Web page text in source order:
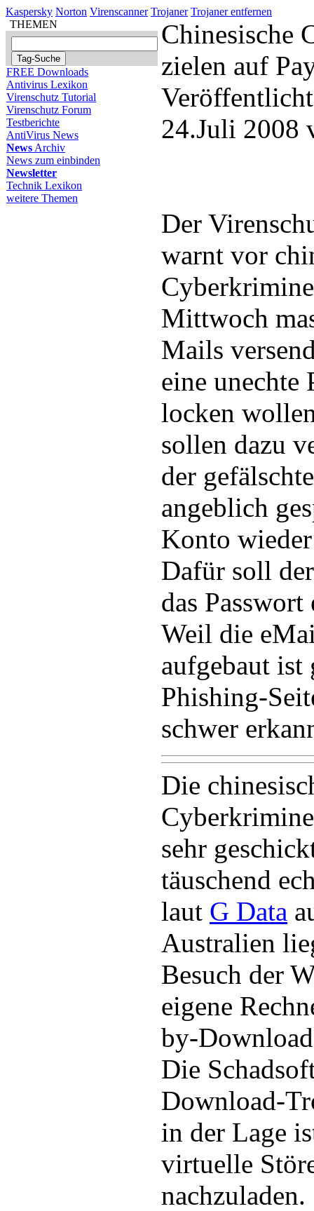
Kaspersky Norton Virenscanner Trojaner Trojaner entfernen
THEMEN
FREE Downloads
Antivirus Lexikon
Virenschutz Tutorial
Virenschutz Forum
Testberichte
AntiVirus News
News Archiv
News zum einbinden
Newsletter
Technik Lexikon
weitere Themen
Chinesische
zielen auf
24.Juli 2008
Der
warnt vor
Mittwoch
Mails
eine unechte
locken
sollen dazu
der
angeblich
Konto
Dafür soll
das
Weil die
aufgebaut ist
Phishing-
schwer
Die
sehr
täuschend
laut G Data
Australien
Besuch der
eigene
by-
Die
Download-
in der Lage
virtuelle
nachzuladen.